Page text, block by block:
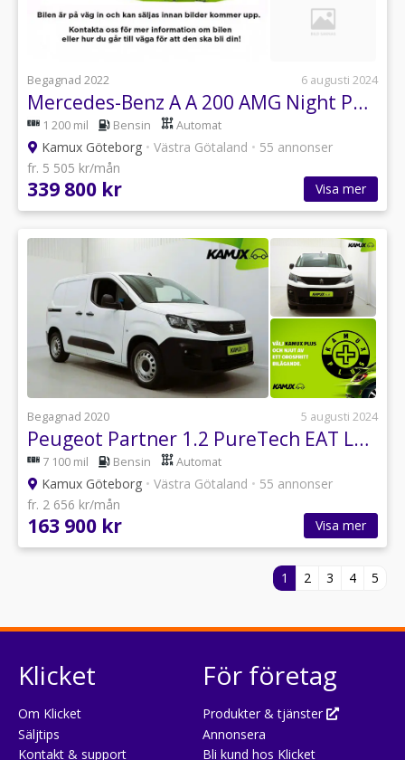
Begagnad 2022 6 augusti 2024
Mercedes-Benz A A 200 AMG Night Pano Wide HuD Lågmil 163hk
1 200 mil Bensin Automat
Kamux Göteborg • Västra Götaland • 55 annonser
fr. 5 505 kr/mån
339 800 kr Visa mer
Begagnad 2020 5 augusti 2024
Peugeot Partner 1.2 PureTech EAT L1H1 5,99% 130hk
7 100 mil Bensin Automat
Kamux Göteborg • Västra Götaland • 55 annonser
fr. 2 656 kr/mån
163 900 kr Visa mer
1 2 3 4 5
Klicket
Om Klicket
Säljtips
Kontakt & support
För företag
Produkter & tjänster
Annonsera
Bli kund hos Klicket